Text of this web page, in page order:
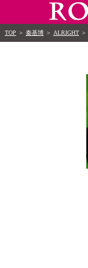
TOP ＞ 秦基博 ＞ ALRIGHT ＞